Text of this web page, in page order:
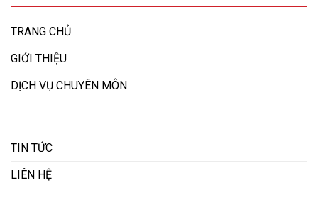
TRANG CHỦ
GIỚI THIỆU
DỊCH VỤ CHUYÊN MÔN
TIN TỨC
LIÊN HỆ